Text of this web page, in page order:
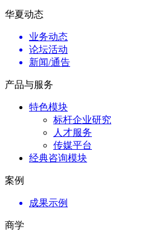
华夏动态
业务动态
论坛活动
新闻/通告
产品与服务
特色模块
标杆企业研究
人才服务
传媒平台
经典咨询模块
案例
成果示例
商学